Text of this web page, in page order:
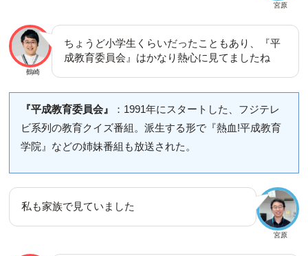
宮原
鶴崎
ちょうど小学生くらいだったこともあり、『平
成教育委員会』はかなり熱心に見てましたね
『平成教育委員会』
：1991年にスタートした、フジテレ
ビ系列の教育クイズ番組。派生する形で『熱血!平成教育
学院』などの姉妹番組も放送された。
宮原
私も家族で見ていました